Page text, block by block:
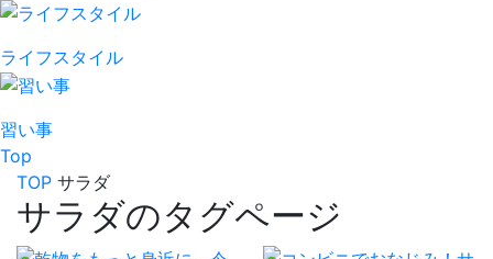
ライフスタイル
習い事
Top
TOP サラダ
サラダのタグページ